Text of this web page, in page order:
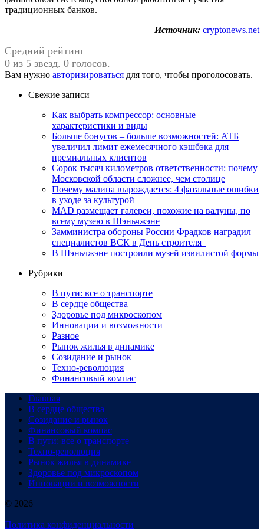
традиционных банков.
Источник: cryptonews.net
Средний рейтинг
0 из 5 звезд. 0 голосов.
Вам нужно авторизироваться для того, чтобы проголосовать.
Свежие записи
Как выбрать компрессор: основные
характеристики и виды
Больше бонусов – больше возможностей: АТБ
увеличил лимит ежемесячного кэшбэка для
премиальных клиентов
Сорок тысяч километров ответственности: почему
Московской области сложнее, чем столице
Почему малина вырождается: 4 фатальные ошибки
в уходе за культурой
MAD размещает галереи, похожие на валуны, по
всему музею в Шэньчжэне
Замминистра обороны России Фрадков наградил
специалистов ВСК в День строителя
В Шэньчжэне построили музей извилистой формы
Рубрики
В пути: все о транспорте
В сердце общества
Здоровье под микроскопом
Инновации и возможности
Разное
Рынок жилья в динамике
Созидание и рынок
Техно-революция
Финансовый компас
Главная
В сердце общества
Созидание и рынок
Финансовый компас
В пути: все о транспорте
Техно-революция
Рынок жилья в динамике
Здоровье под микроскопом
Инновации и возможности
© 2026
Политика конфиденциальности